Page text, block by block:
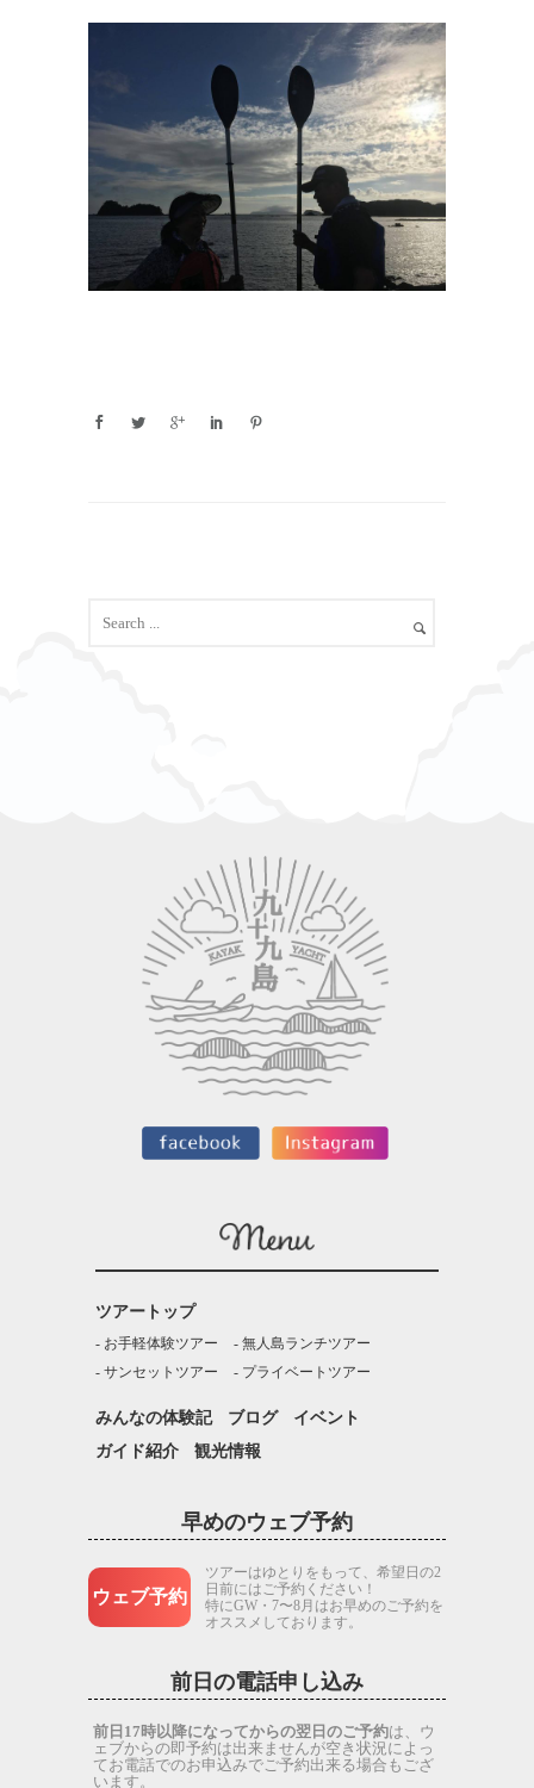
ツアートップ
お手軽体験ツアー
無人島ランチツアー
サンセットツアー
プライベートツアー
みんなの体験記 ブログ
イベント
ガイド紹介
観光情報
早めのウェブ予約
ウェブ予約
ツアーはゆとりをもって、希望日の2
日前にはご予約ください！
特にGW・7〜8月はお早めのご予約を
オススメしております。
前日の電話申し込み
前日17時以降になってからの翌日のご予約は、ウ
ェブからの即予約は出来ませんが空き状況によっ
てお電話でのお申込みでご予約出来る場合もござ
います。